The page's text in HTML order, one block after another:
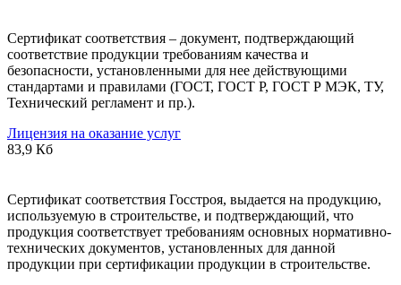
Сертификат соответствия – документ, подтверждающий
соответствие продукции требованиям качества и
безопасности, установленными для нее действующими
стандартами и правилами (ГОСТ, ГОСТ Р, ГОСТ Р МЭК, ТУ,
Технический регламент и пр.).
Лицензия на оказание услуг
83,9 Кб
Сертификат соответствия Госстроя, выдается на продукцию,
используемую в строительстве, и подтверждающий, что
продукция соответствует требованиям основных нормативно-
технических документов, установленных для данной
продукции при сертификации продукции в строительстве.